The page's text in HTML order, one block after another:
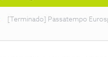
[Terminado] Passatempo